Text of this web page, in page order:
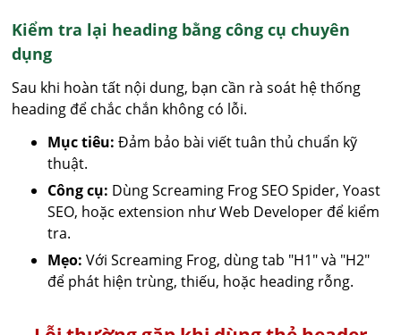
Kiểm tra lại heading bằng công cụ chuyên
dụng
Sau khi hoàn tất nội dung, bạn cần rà soát hệ thống
heading để chắc chắn không có lỗi.
Mục tiêu: Đảm bảo bài viết tuân thủ chuẩn kỹ
thuật.
Công cụ: Dùng Screaming Frog SEO Spider, Yoast
SEO, hoặc extension như Web Developer để kiểm
tra.
Mẹo: Với Screaming Frog, dùng tab "H1" và "H2"
để phát hiện trùng, thiếu, hoặc heading rỗng.